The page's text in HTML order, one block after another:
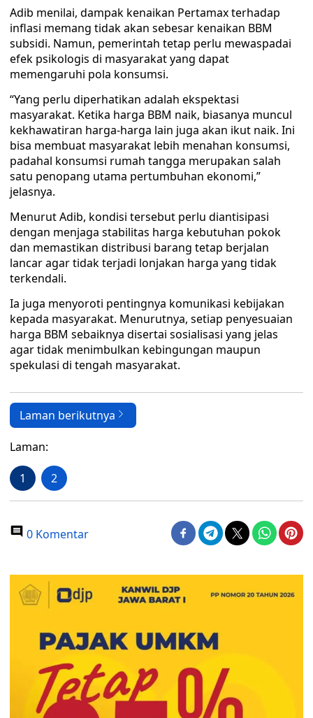
Adib menilai, dampak kenaikan Pertamax terhadap
inflasi memang tidak akan sebesar kenaikan BBM
subsidi. Namun, pemerintah tetap perlu mewaspadai
efek psikologis di masyarakat yang dapat
memengaruhi pola konsumsi.
“Yang perlu diperhatikan adalah ekspektasi
masyarakat. Ketika harga BBM naik, biasanya muncul
kekhawatiran harga-harga lain juga akan ikut naik. Ini
bisa membuat masyarakat lebih menahan konsumsi,
padahal konsumsi rumah tangga merupakan salah
satu penopang utama pertumbuhan ekonomi,”
jelasnya.
Menurut Adib, kondisi tersebut perlu diantisipasi
dengan menjaga stabilitas harga kebutuhan pokok
dan memastikan distribusi barang tetap berjalan
lancar agar tidak terjadi lonjakan harga yang tidak
terkendali.
Ia juga menyoroti pentingnya komunikasi kebijakan
kepada masyarakat. Menurutnya, setiap penyesuaian
harga BBM sebaiknya disertai sosialisasi yang jelas
agar tidak menimbulkan kebingungan maupun
spekulasi di tengah masyarakat.
Laman berikutnya
Laman:
1 2
0 Komentar